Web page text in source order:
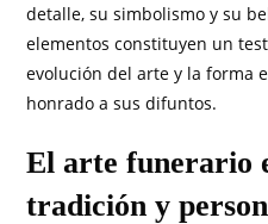
detalle, su simbolismo y su
elementos constituyen un
evolución del arte y la forma
honrado a sus difuntos.
El arte funerario
tradición y